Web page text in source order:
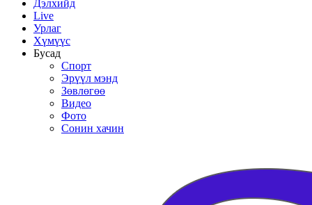
Дэлхийд
Live
Урлаг
Хүмүүс
Бусад
Спорт
Эрүүл мэнд
Зөвлөгөө
Видео
Фото
Сонин хачин